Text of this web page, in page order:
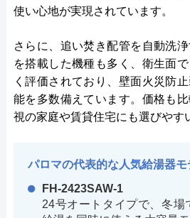
使い心地が実現されています。
さらに、追い焚き配管を自動洗
を搭載した機種も多く、衛生面
く評価されており、壁面火災防
能を多数備えています。価格も
視の家庭や賃貸住宅にも選びやす
パロマの代表的な人気給湯器モ
FH-2423SAW-1
24号オートタイプで、冬場